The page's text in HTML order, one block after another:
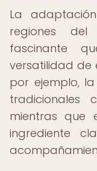
La
regiones
fascinante
versatilidad de
por ejemplo,
tradicionales
mientras que
ingrediente